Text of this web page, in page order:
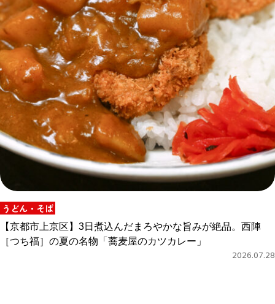
うどん・そば
【京都市上京区】3日煮込んだまろやかな旨みが絶品。西陣
［つち福］の夏の名物「蕎麦屋のカツカレー」
2026.07.28